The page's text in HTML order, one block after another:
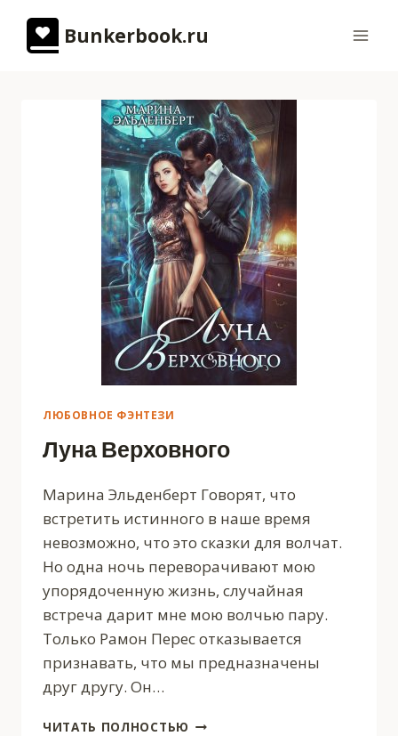
содержимому
Bunkerbook.ru
ЛЮБОВНОЕ ФЭНТЕЗИ
Луна Верховного
Марина Эльденберт Говорят, что
встретить истинного в наше время
невозможно, что это сказки для волчат.
Но одна ночь переворачивают мою
упорядоченную жизнь, случайная
встреча дарит мне мою волчью пару.
Только Рамон Перес отказывается
признавать, что мы предназначены
друг другу. Он…
ЧИТАТЬ ПОЛНОСТЬЮ ЛУНА